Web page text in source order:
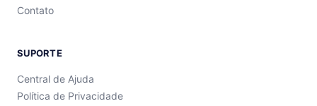
Contato
SUPORTE
Central de Ajuda
Política de Privacidade